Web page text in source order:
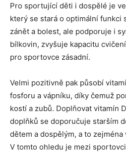
Pro sportující děti i dospělé je
který se stará o optimální funkci
zánět a bolest, ale podporuje i
bílkovin, zvyšuje kapacitu
pro sportovce zásadní.
Velmi pozitivně pak působí
fosforu a vápníku, díky čemuž
kostí a zubů. Doplňovat vitamín
doplňků se doporučuje starším
dětem a dospělým, a to
V tomto ohledu je mezi